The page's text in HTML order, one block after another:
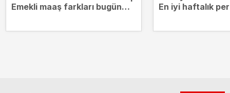
Emekli maaş farkları bugün
En iyi haftalık